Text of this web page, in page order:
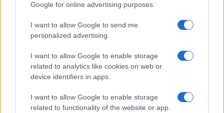
Google for online advertising purposes.
I want to allow Google to send me
personalized advertising.
I want to allow Google to enable storage
related to analytics like cookies on web or
device identifiers in apps.
I want to allow Google to enable storage
related to functionality of the website or app.
Syndication
Globalist
Globalscience
Globalsport
Culture
Salute
Megachip
GiULia
Prima Pagina